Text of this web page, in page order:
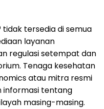
tidak tersedia di semua
layanan
regulasi setempat dan
Tenaga kesehatan
atau mitra resmi
tentang
masing-masing.